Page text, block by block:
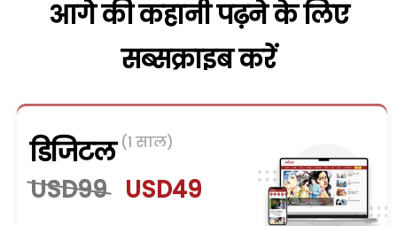
आगे की कहानी पढ़ने के लिए
सब्सक्राइब करें
डिजिटल (1 साल)
USD99 USD49